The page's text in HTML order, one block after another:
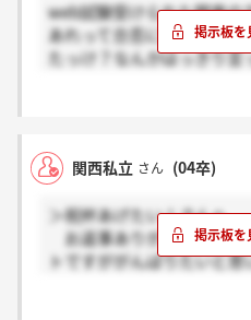
web試験受けられた関東の
あれって合否に関わらず
たっけ？なんかはっきり
関西私立 さん (04卒)
＞祝杯あげたい！さんへ
お返事ありがとうござい
トですががんばりたいと
採用に関係がないことを